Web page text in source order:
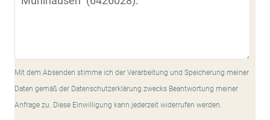
Mit dem Absenden stimme ich der Verarbeitung und Speicherung meiner
Daten gemäß der Datenschutzerklärung zwecks Beantwortung meiner
Anfrage zu. Diese Einwilligung kann jederzeit widerrufen werden.